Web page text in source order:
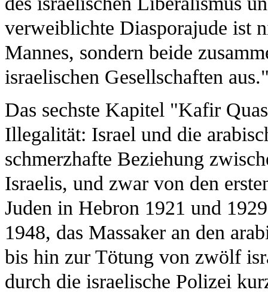
verweiblichte Diasporajude ist
Mannes, sondern beide
israelischen Gesellschaften
Das sechste Kapitel "Kafir
Illegalität: Israel und die
schmerzhafte Beziehung
Israelis, und zwar von den
Juden in Hebron 1921 und
1948, das Massaker an den
bis hin zur Tötung von zwölf
durch die israelische Polizei